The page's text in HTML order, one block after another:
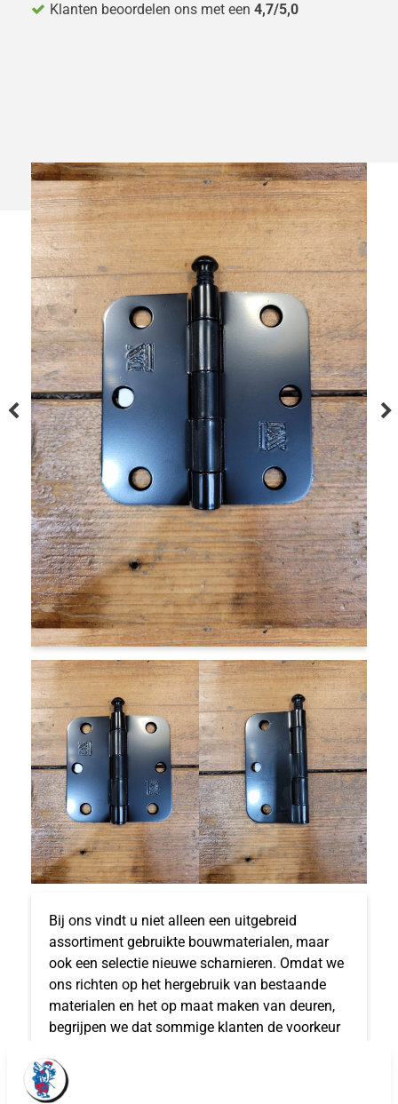
Bij ons vindt u niet alleen een uitgebreid
assortiment gebruikte bouwmaterialen, maar
ook een selectie nieuwe scharnieren. Omdat we
ons richten op het hergebruik van bestaande
materialen en het op maat maken van deuren,
begrijpen we dat sommige klanten de voorkeur
stevigheid en betrouwbaarheid. Deze nieuwe
scharnieren combineren het beste van twee
Klanten beoordelen ons met een 4,7/5,0